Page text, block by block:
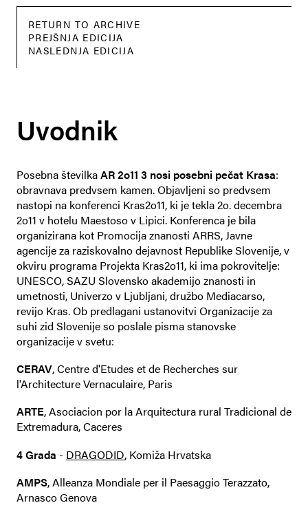
RETURN TO ARCHIVE
PREJŠNJA EDICIJA
NASLEDNJA EDICIJA
Uvodnik
Posebna številkaAR 2o11 3 nosi posebni pečat Krasa:
obravnava predvsem kamen. Objavljeni so predvsem
nastopi na konferenci Kras2o11, ki je tekla 2o. decembra
2o11 v hotelu Maestoso v Lipici. Konferenca je bila
organizirana kot Promocija znanosti ARRS, Javne
agencije za raziskovalno dejavnost Republike Slovenije, v
okviru programa Projekta Kras2o11, ki ima pokrovitelje:
UNESCO, SAZU Slovensko akademijo znanosti in
umetnosti, Univerzo v Ljubljani, družbo Mediacarso,
revijo Kras. Ob predlagani ustanovitvi Organizacije za
suhi zid Slovenije so poslale pisma stanovske
organizacije v svetu:
CERAV, Centre d'Etudes et de Recherches sur
l'Architecture Vernaculaire, Paris
ARTE, Asociacion por la Arquitectura rural Tradicional de
Extremadura, Caceres
4 Grada - DRAGODID, Komiža Hrvatska
AMPS, Alleanza Mondiale per il Paesaggio Terazzato,
Arnasco Genova